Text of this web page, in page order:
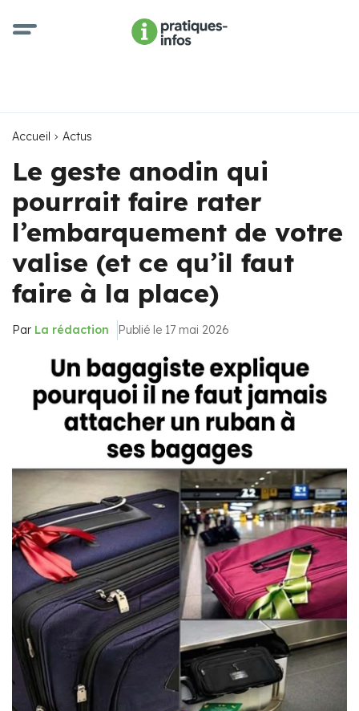
Accueil Actus
Le geste anodin qui
pourrait faire rater
l’embarquement de votre
valise (et ce qu’il faut
faire à la place)
Par La rédaction Publié le 17 mai 2026